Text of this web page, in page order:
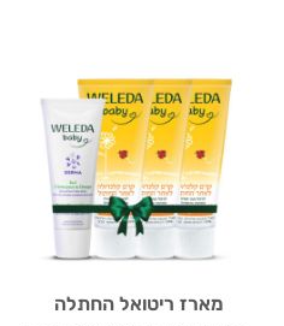
מארז ריטואל החתלה